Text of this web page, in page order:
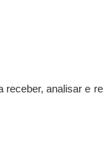
analisar e